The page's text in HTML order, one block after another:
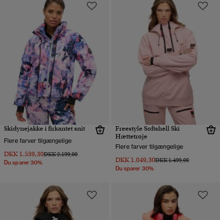
Skidynejakke i firkantet snit
Flere farver tilgængelige
DKK 1.539,30Pris nedsat fra
DKK 2.199,00til
Du sparer 30%
Freestyle Softshell Ski
Hættetrøje
Flere farver tilgængelige
DKK 1.049,30Pris nedsat fra
DKK 1.499,00til
Du sparer 30%